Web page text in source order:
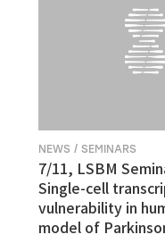
NEWS / SEMINARS
7/11, LSBM
Single-cell
vulnerability in
model of